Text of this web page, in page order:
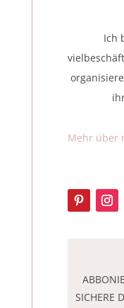
Ich
Mehr über
SICHERE